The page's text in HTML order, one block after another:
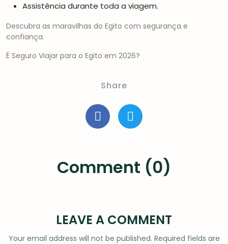
Assistência durante toda a viagem.
Descubra as maravilhas do Egito com segurança e
confiança.
É Seguro Viajar para o Egito em 2026?
Share
Comment (0)
LEAVE A COMMENT
Your email address will not be published. Required fields are